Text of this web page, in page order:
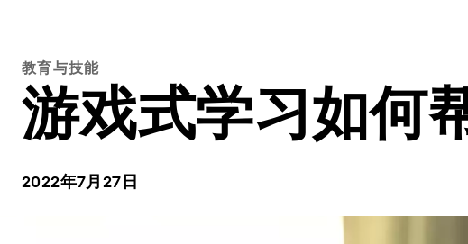
教育与技能
游戏式学习如何
2022年7月27日